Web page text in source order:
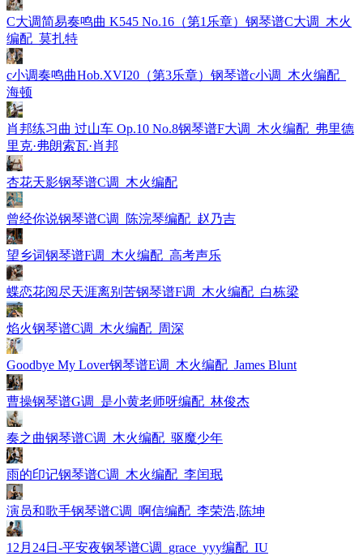
C大调简易奏鸣曲 K545 No.16（第1乐章）钢琴谱C大调_木火
编配_莫扎特
c小调奏鸣曲Hob.XVI20（第3乐章）钢琴谱c小调_木火编配_
海顿
肖邦练习曲 过山车 Op.10 No.8钢琴谱F大调_木火编配_弗里德
里克·弗朗索瓦·肖邦
杏花天影钢琴谱C调_木火编配
曾经你说钢琴谱C调_陈浣琴编配_赵乃吉
望乡词钢琴谱F调_木火编配_高考声乐
蝶恋花阅尽天涯离别苦钢琴谱F调_木火编配_白栋梁
焰火钢琴谱C调_木火编配_周深
Goodbye My Lover钢琴谱E调_木火编配_James Blunt
曹操钢琴谱G调_是小黄老师呀编配_林俊杰
奏之曲钢琴谱C调_木火编配_驱魔少年
雨的印记钢琴谱C调_木火编配_李闰珉
演员和歌手钢琴谱C调_啊信编配_李荣浩,陈坤
12月24日-平安夜钢琴谱C调_grace_yyy编配_IU